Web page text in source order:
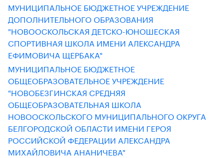
МУНИЦИПАЛЬНОЕ БЮДЖЕТНОЕ УЧРЕЖДЕНИЕ
ДОПОЛНИТЕЛЬНОГО ОБРАЗОВАНИЯ
"НОВООСКОЛЬСКАЯ ДЕТСКО-ЮНОШЕСКАЯ
СПОРТИВНАЯ ШКОЛА ИМЕНИ АЛЕКСАНДРА
ЕФИМОВИЧА ЩЕРБАКА"
МУНИЦИПАЛЬНОЕ БЮДЖЕТНОЕ
ОБЩЕОБРАЗОВАТЕЛЬНОЕ УЧРЕЖДЕНИЕ
"НОВОБЕЗГИНСКАЯ СРЕДНЯЯ
ОБЩЕОБРАЗОВАТЕЛЬНАЯ ШКОЛА
НОВООСКОЛЬСКОГО МУНИЦИПАЛЬНОГО ОКРУГА
БЕЛГОРОДСКОЙ ОБЛАСТИ ИМЕНИ ГЕРОЯ
РОССИЙСКОЙ ФЕДЕРАЦИИ АЛЕКСАНДРА
МИХАЙЛОВИЧА АНАНИЧЕВА"